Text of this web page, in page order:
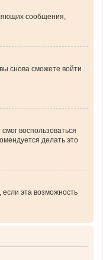
сообщения,
снова сможете войти
воспользоваться
делать это
эта возможность